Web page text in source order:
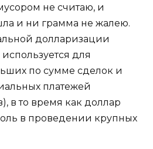
не считаю, и
и ни грамма не жалею.
долларизации
для
по сумме сделок и
платежей
в то время как доллар
в проведении крупных